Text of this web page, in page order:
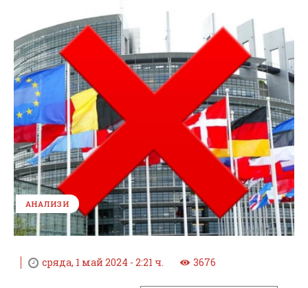
АНАЛИЗИ
сряда, 1 май 2024 - 2:21 ч. 3676